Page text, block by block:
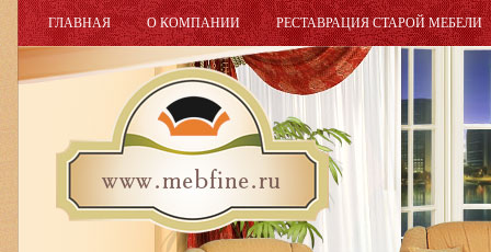
ГЛАВНАЯ О КОМПАНИИ РЕСТАВРАЦИЯ СТАРОЙ МЕБЕЛИ